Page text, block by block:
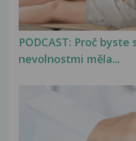
PODCAST: Proč
nevolnostmi měla...